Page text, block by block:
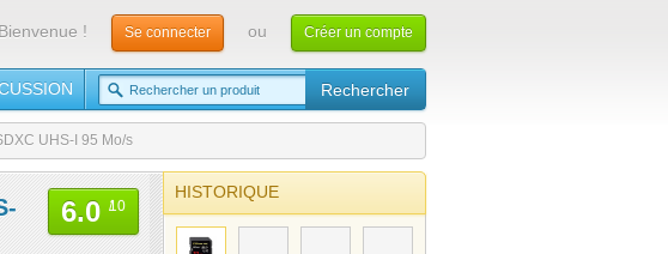
Bienvenue ! Se connecter ou Créer un compte
UHS-I 95 Mo/s
6.0 /10
HISTORIQUE